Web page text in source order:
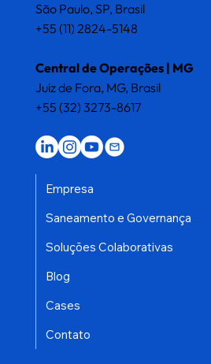
São Paulo, SP, Brasil
+55 (11) 2824-5148
Central de Operações | MG
Juiz de Fora, MG, Brasil
+55 (32) 3273-8617
Empresa
Saneamento e Governança
Soluções Colaborativas
Blog
Cases
Contato